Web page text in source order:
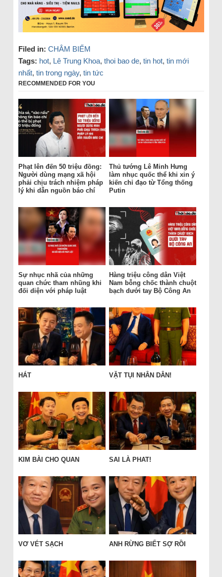
Filed in: CHÂM BIẾM
Tags: hot, Lê Trung Khoa, thoi bao de, tin hot, tin mới
nhất, tin trong ngày, tin tức
RECOMMENDED FOR YOU
Phạt lên đến 50 triệu đồng:
Người dùng mạng xã hội
phải chịu trách nhiệm pháp
lý khi dẫn nguồn báo chí
Thủ tướng Lê Minh Hưng
làm nhục quốc thể khi xin ý
kiến chỉ đạo từ Tổng thống
Putin
Sự nhục nhã của những
quan chức tham nhũng khi
đối diện với pháp luật
Hàng triệu công dân Việt
Nam bỗng chốc thành chuột
bạch dưới tay Bộ Công An
HÁT VẶT TỤI NHÂN DÂN!
KIM BÀI CHO QUAN SAI LÀ PHAT!
VƠ VÉT SẠCH ANH RỪNG BIẾT SỢ RỒI